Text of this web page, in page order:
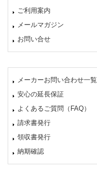
ご利用案内
メールマガジン
お問い合せ
メーカーお問い合わせ一覧
安心の延長保証
よくあるご質問（FAQ）
請求書発行
領収書発行
納期確認